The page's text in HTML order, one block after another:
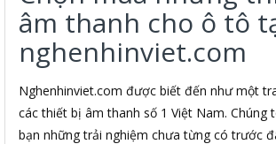
âm thanh cho ô tô
nghenhinviet.com
Nghenhinviet.com được biết đến như một
các thiết bị âm thanh số 1 Việt Nam. Chúng
bạn những trải nghiệm chưa từng có trước